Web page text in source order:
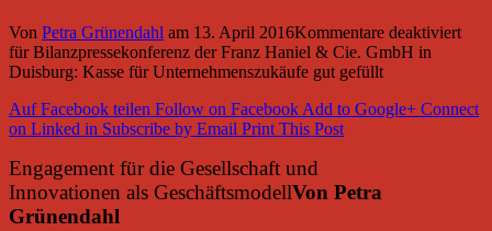
Von Petra Grünendahl am 13. April 2016Kommentare deaktiviert
für Bilanzpressekonferenz der Franz Haniel & Cie. GmbH in
Duisburg: Kasse für Unternehmenszukäufe gut gefüllt
Auf Facebook teilen Follow on FacebookAdd to Google+ Connect
on Linked in Subscribe by Email Print This Post
Engagement für die Gesellschaft und
Innovationen als GeschäftsmodellVon Petra
Grünendahl